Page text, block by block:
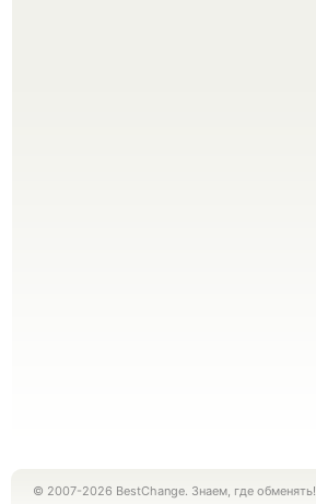
© 2007-2026 BestChange. Знаем, где обменять!